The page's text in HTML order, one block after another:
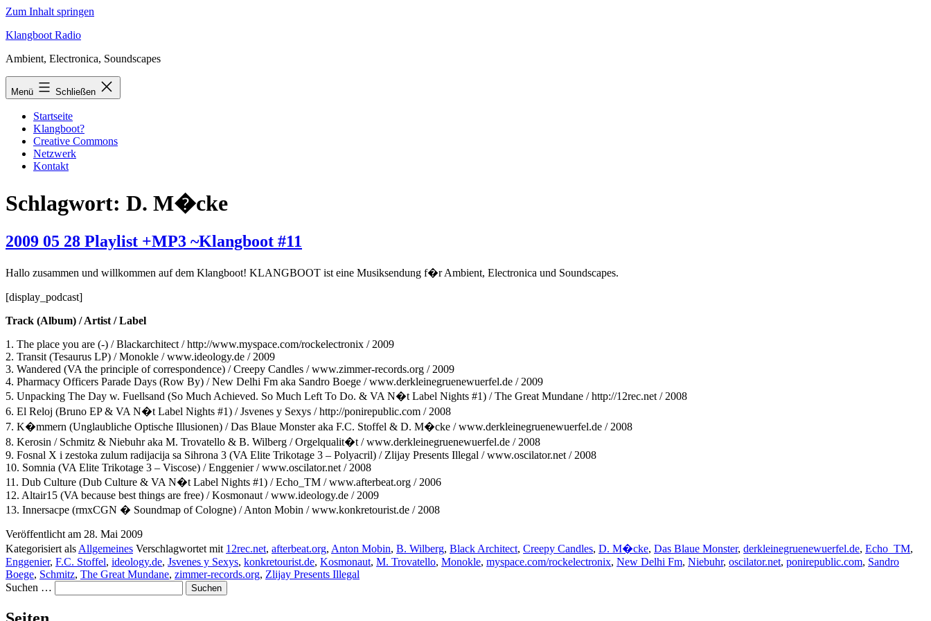
Zum Inhalt springen
Klangboot Radio
Ambient, Electronica, Soundscapes
Menü Schließen
Startseite
Klangboot?
Creative Commons
Netzwerk
Kontakt
Schlagwort: D. M�cke
2009 05 28 Playlist +MP3 ~Klangboot #11
Hallo zusammen und willkommen auf dem Klangboot! KLANGBOOT ist eine Musiksendung f�r Ambient, Electronica und Soundscapes.
[display_podcast]
Track (Album) / Artist / Label
1. The place you are (-) / Blackarchitect / http://www.myspace.com/rockelectronix / 2009
2. Transit (Tesaurus LP) / Monokle / www.ideology.de / 2009
3. Wandered (VA the principle of correspondence) / Creepy Candles / www.zimmer-records.org / 2009
4. Pharmacy Officers Parade Days (Row By) / New Delhi Fm aka Sandro Boege / www.derkleinegruenewuerfel.de / 2009
5. Unpacking The Day w. Fuellsand (So Much Achieved. So Much Left To Do. & VA N�t Label Nights #1) / The Great Mundane / http://12rec.net / 2008
6. El Reloj (Bruno EP & VA N�t Label Nights #1) / Jsvenes y Sexys / http://ponirepublic.com / 2008
7. K�mmern (Unglaubliche Optische Illusionen) / Das Blaue Monster aka F.C. Stoffel & D. M�cke / www.derkleinegruenewuerfel.de / 2008
8. Kerosin / Schmitz & Niebuhr aka M. Trovatello & B. Wilberg / Orgelqualit�t / www.derkleinegruenewuerfel.de / 2008
9. Fosnal X i zestoka zulum radijacija sa Sihrona 3 (VA Elite Trikotage 3 – Polyacril) / Zlijay Presents Illegal / www.oscilator.net / 2008
10. Somnia (VA Elite Trikotage 3 – Viscose) / Enggenier / www.oscilator.net / 2008
11. Dub Culture (Dub Culture & VA N�t Label Nights #1) / Echo_TM / www.afterbeat.org / 2006
12. Altair15 (VA because best things are free) / Kosmonaut / www.ideology.de / 2009
13. Innersacpe (rmxCGN � Soundmap of Cologne) / Anton Mobin / www.konkretourist.de / 2008
Veröffentlicht am 28. Mai 2009
Kategorisiert als Allgemeines Verschlagwortet mit 12rec.net, afterbeat.org, Anton Mobin, B. Wilberg, Black Architect, Creepy Candles, D. M�cke, Das Blaue Monster, derkleinegruenewuerfel.de, Echo_TM,
Enggenier, F.C. Stoffel, ideology.de, Jsvenes y Sexys, konkretourist.de, Kosmonaut, M. Trovatello, Monokle, myspace.com/rockelectronix, New Delhi Fm, Niebuhr, oscilator.net, ponirepublic.com, Sandro
Boege, Schmitz, The Great Mundane, zimmer-records.org, Zlijay Presents Illegal
Suchen …